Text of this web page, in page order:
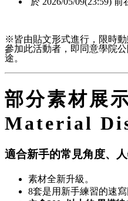
※皆由貼文形式進行，限時
參加此活動者，即同意學院
途。
部分素材展
Material
適合新手的常見角度、
素材全新升級。
8套是用新手練習的速寫